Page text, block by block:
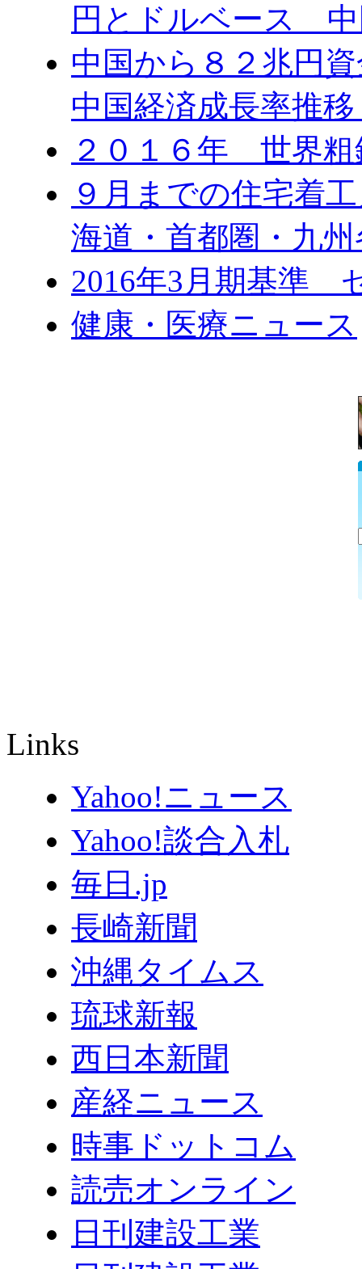
円とドルベース 中
中国から８２兆円
中国経済成長率推
２０１６年 世界粗
９月までの住宅着
海道・首都圏・九
2016年3月期基準
健康・医療ニュース
Links
Yahoo!ニュース
Yahoo!談合入札
毎日.jp
長崎新聞
沖縄タイムス
琉球新報
西日本新聞
産経ニュース
時事ドットコム
読売オンライン
日刊建設工業